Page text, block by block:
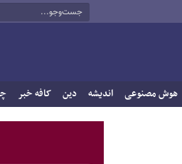
هوش مصنوعی اندیشه دین کافه خبر